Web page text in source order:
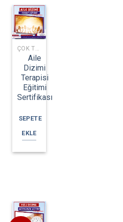
ÇOK TALEP EDILEN EĞITIMLER
Aile
Dizimi
Terapisi
Eğitimi
Sertifikası
SEPETE
EKLE